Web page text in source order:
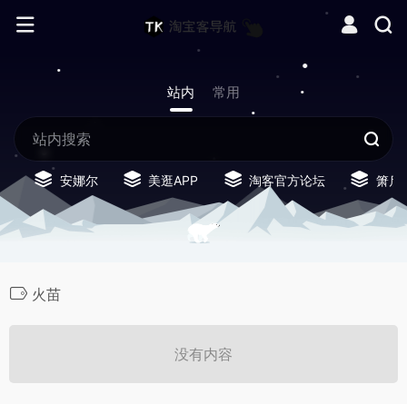
站内 常用
安娜尔 美逛APP 淘客官方论坛 箫启
火苗
没有内容